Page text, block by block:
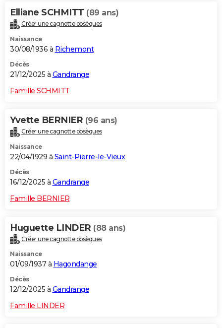
Elliane SCHMITT (89 ans)
Créer une cagnotte obsèques
Naissance
30/08/1936 à Richemont
Décès
21/12/2025 à Gandrange
Famille SCHMITT
Yvette BERNIER (96 ans)
Créer une cagnotte obsèques
Naissance
22/04/1929 à Saint-Pierre-le-Vieux
Décès
16/12/2025 à Gandrange
Famille BERNIER
Huguette LINDER (88 ans)
Créer une cagnotte obsèques
Naissance
01/09/1937 à Hagondange
Décès
12/12/2025 à Gandrange
Famille LINDER